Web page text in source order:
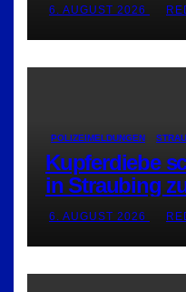
6. AUGUST 2026
POLIZEIMELDUNGEN
Kupferdiebe
in Straubing
6. AUGUST 2026